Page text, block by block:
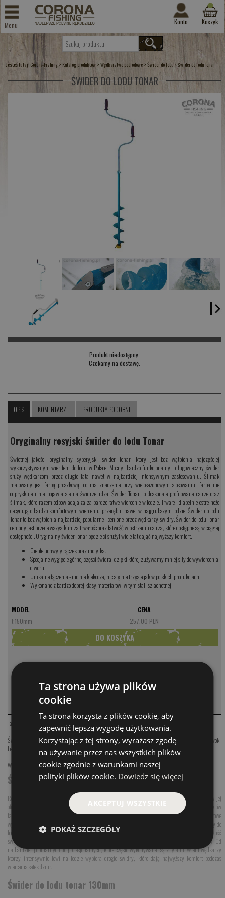
Menu Konto Koszyk
Jesteś tutaj: Corona-Fishing > Katalog produktów >Wędkarstwo podlodowe >Świder do lodu >Świder do lodu Tonar
ŚWIDER DO LODU TONAR
Produkt niedostępny.
Czekamy na dostawę.
OPIS KOMENTARZE PRODUKTY PODOBNE
Oryginalny rosyjski świder do lodu Tonar
Świetnej jakości oryginalny syberyjski świder Tonar, który jest bez wątpienia najczęściej
wykorzystywanym wiertłem do lodu w Polsce. Mocny, bardzo funkcjonalny i długowieczny świder
służy wędkarzom przez długie lata nawet w najbardziej intensywnym zastosowaniu. Ślimak
malowany jest farbą proszkową, co ma znaczenie przy wielosezonowym stosowaniu, farba nie
odpryskuje i nie pojawia sie na świdrze rdza. Świder Tonar to doskonale profilowane ostrze oraz
ślimak, które razem odpowiadaja za za bardzo łatwe wiercenie w lodzie. Trwałe i diabelnie ostre noże
decydują o bardzo komfortowym wierceniu przerębli, nawet w najgrubszym lodzie. Świder do lodu
Tonar to bez wątpienia najbardziej popularne i cenione przez wędkarzy świdry. Świder do lodu Tonar
ceniony jest przede wszystkim za trwałośc oraz łatwość w ostrzeniu ostrza, które dostępne są w ciągłej
dostępności. Oryginalny świder Tonar będzie ci służył wiele lat dająć najwyższy komfort.
Ciepłe uchwyty rączek oraz motylka.
Specjalne wygięcie górnej części świdra, dzięki której zużywamy mniej siły do wywiercenia
otworu.
Unikalne łączenia - nic nie klekocze, nic się nie trzęsie jak w polskich produkcjach.
Wykonane z bardzo dobrej klasy materiałów, w tym stali szlachetnej.
MODEL
CENA
t 150mm
257.00 PLN
KOMENTARZE
PRODUKTY PODOBNE
Tagi: świder do lodu tonar 130mm
świder do lodu
Świder do lodu IDABUR,Tonar Sport, Tonar Iceberg-euro,Tonar Tornado M2,Kiwoki Zawodnicze
Kiwok
Legend Ice
Wędkarstwo podlodowe,Świder do lodu
Świder do lodu Tonar
Rosyjska firma Tonar specjalizuje się w produkcji wszelkiej maści stalowych narzędzi ciężkich. W jej
ofercie znajdziemy szereg przydatnych i wykorzystywanych w wędkarstwie podlodowych produktów
takie jak piki do lodu oraz świdry. Świder do lodu firmy Tonar od wielu lat stanowi podstawowe
wyposażenie dla wędkarzy, którzy łowią w trudnych warunkach podlodowych. Syberyjskie świdry do
lodu to przede wszystkim trwałość i niezawodność. Wielosezonowe stosowanie nie wpływa na żywotność
świdra firmy Tonar. Obecnie producent posiada w swojej ofercie wiele różnych modeli świdrów. Od
najbardziej popularnych do profesjonalnych, które często wykonywane są z tytanu. Wielu wędkarzy
którzy intensywnie łowi na lodzie wybiera drogie świdry, które dają najwyższy komfort podczas
wiercenia setek dziur.
Świder do lodu tonar 130mm
Ta strona używa plików
cookie
Ta strona korzysta z plików cookie, aby
zapewnić lepszą wygodę użytkowania.
Korzystając z tej strony, wyrażasz zgodę
na używanie przez nas wszystkich plików
cookie zgodnie z warunkami naszej
polityki plików cookie. Dowiedz się więcej
AKCEPTUJ WSZYSTKIE
POKAŻ SZCZEGÓŁY